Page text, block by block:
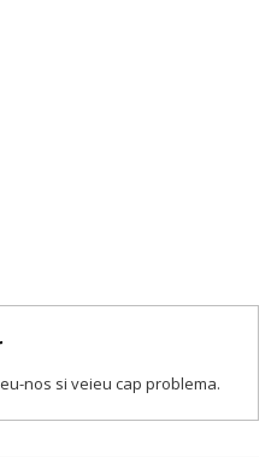
nos si veieu cap problema.